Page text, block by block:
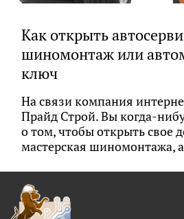
Как открыть
шиномонтаж или
ключ
На связи компания
Прайд Строй. Вы когда-
о том, чтобы открыть свое
мастерская шиномонтажа,